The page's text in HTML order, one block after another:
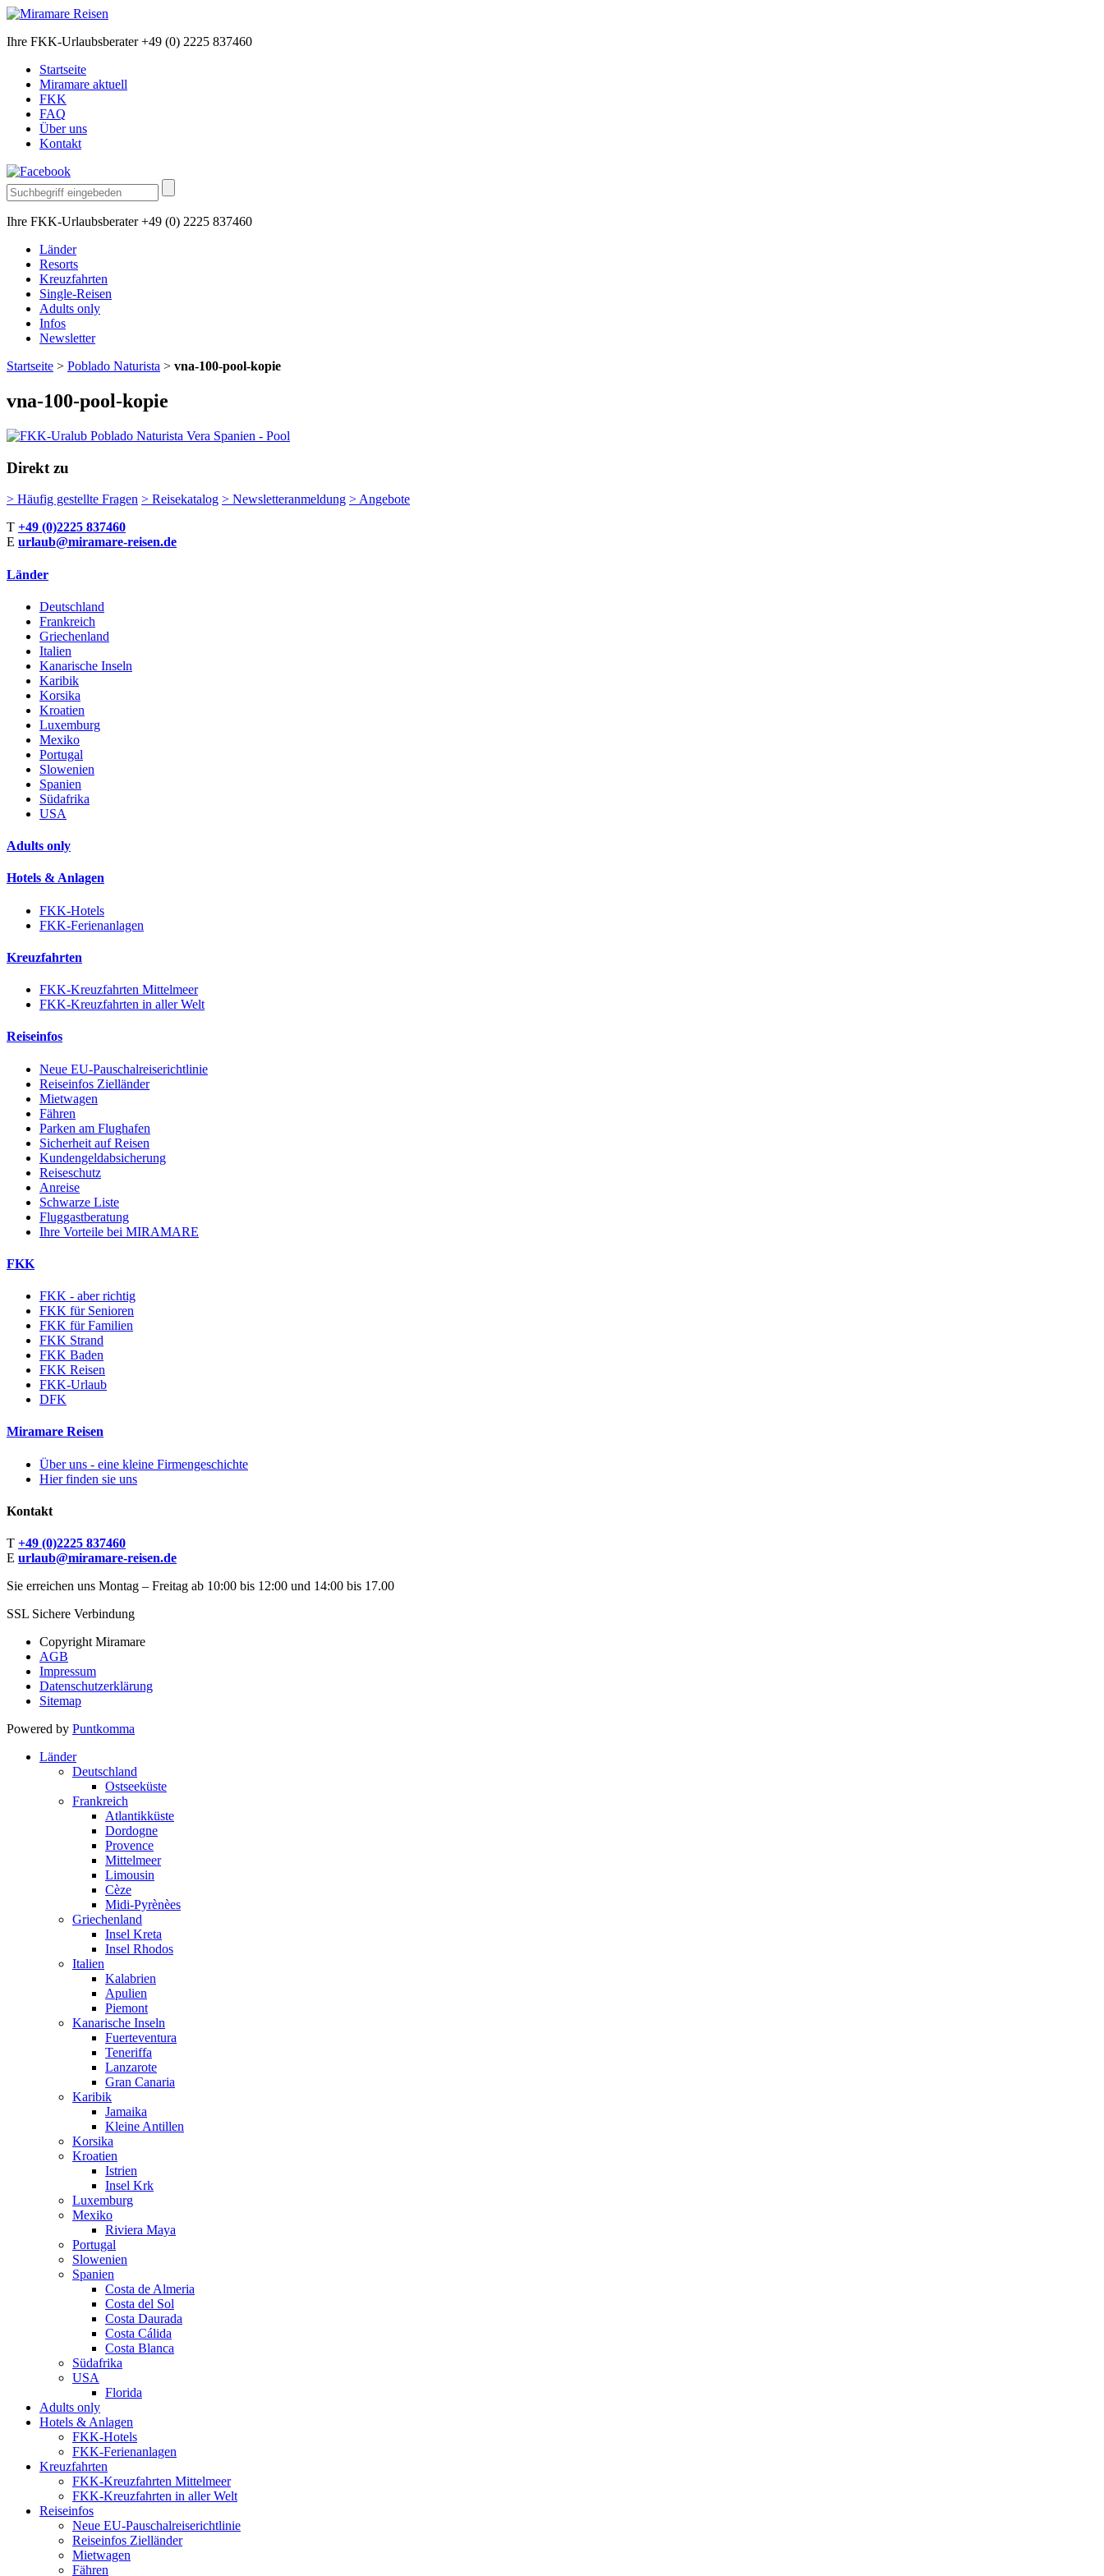
Ihre FKK-Urlaubsberater +49 (0) 2225 837460
Startseite
Miramare aktuell
FKK
FAQ
Über uns
Kontakt
Ihre FKK-Urlaubsberater +49 (0) 2225 837460
Länder
Resorts
Kreuzfahrten
Single-Reisen
Adults only
Infos
Newsletter
Startseite > Poblado Naturista > vna-100-pool-kopie
vna-100-pool-kopie
Direkt zu
> Häufig gestellte Fragen > Reisekatalog > Newsletteranmeldung > Angebote
T +49 (0)2225 837460
E urlaub@miramare-reisen.de
Länder
Deutschland
Frankreich
Griechenland
Italien
Kanarische Inseln
Karibik
Korsika
Kroatien
Luxemburg
Mexiko
Portugal
Slowenien
Spanien
Südafrika
USA
Adults only
Hotels & Anlagen
FKK-Hotels
FKK-Ferienanlagen
Kreuzfahrten
FKK-Kreuzfahrten Mittelmeer
FKK-Kreuzfahrten in aller Welt
Reiseinfos
Neue EU-Pauschalreiserichtlinie
Reiseinfos Zielländer
Mietwagen
Fähren
Parken am Flughafen
Sicherheit auf Reisen
Kundengeldabsicherung
Reiseschutz
Anreise
Schwarze Liste
Fluggastberatung
Ihre Vorteile bei MIRAMARE
FKK
FKK - aber richtig
FKK für Senioren
FKK für Familien
FKK Strand
FKK Baden
FKK Reisen
FKK-Urlaub
DFK
Miramare Reisen
Über uns - eine kleine Firmengeschichte
Hier finden sie uns
Kontakt
T +49 (0)2225 837460
E urlaub@miramare-reisen.de
Sie erreichen uns Montag – Freitag ab 10:00 bis 12:00 und 14:00 bis 17.00
SSL Sichere Verbindung
Copyright Miramare
AGB
Impressum
Datenschutzerklärung
Sitemap
Powered by Puntkomma
Länder
Deutschland
Ostseeküste
Frankreich
Atlantikküste
Dordogne
Provence
Mittelmeer
Limousin
Cèze
Midi-Pyrènèes
Griechenland
Insel Kreta
Insel Rhodos
Italien
Kalabrien
Apulien
Piemont
Kanarische Inseln
Fuerteventura
Teneriffa
Lanzarote
Gran Canaria
Karibik
Jamaika
Kleine Antillen
Korsika
Kroatien
Istrien
Insel Krk
Luxemburg
Mexiko
Riviera Maya
Portugal
Slowenien
Spanien
Costa de Almeria
Costa del Sol
Costa Daurada
Costa Cálida
Costa Blanca
Südafrika
USA
Florida
Adults only
Hotels & Anlagen
FKK-Hotels
FKK-Ferienanlagen
Kreuzfahrten
FKK-Kreuzfahrten Mittelmeer
FKK-Kreuzfahrten in aller Welt
Reiseinfos
Neue EU-Pauschalreiserichtlinie
Reiseinfos Zielländer
Mietwagen
Fähren